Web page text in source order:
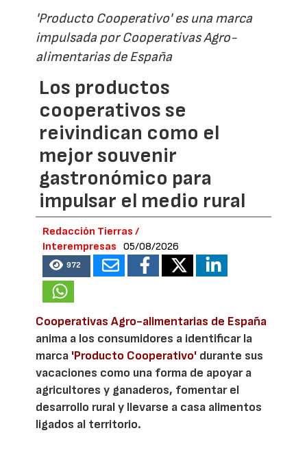
'Producto Cooperativo' es una marca
impulsada por Cooperativas Agro-
alimentarias de España
Los productos
cooperativos se
reivindican como el
mejor souvenir
gastronómico para
impulsar el medio rural
Redacción Tierras /
Interempresas
05/08/2026
972
Cooperativas Agro-alimentarias de España
anima a los consumidores a identificar la
marca 'Producto Cooperativo' durante sus
vacaciones como una forma de apoyar a
agricultores y ganaderos, fomentar el
desarrollo rural y llevarse a casa alimentos
ligados al territorio.